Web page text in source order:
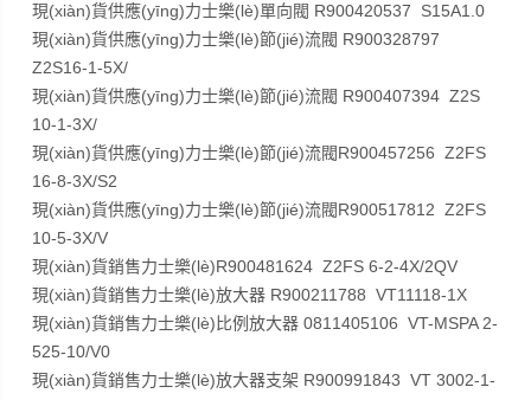
現(xiàn)貨供應(yīng)力士樂(lè)單向閥 R900420537 S15A1.0
現(xiàn)貨供應(yīng)力士樂(lè)節(jié)流閥 R900328797
Z2S16-1-5X/
現(xiàn)貨供應(yīng)力士樂(lè)節(jié)流閥 R900407394 Z2S
10-1-3X/
現(xiàn)貨供應(yīng)力士樂(lè)節(jié)流閥R900457256 Z2FS
16-8-3X/S2
現(xiàn)貨供應(yīng)力士樂(lè)節(jié)流閥R900517812 Z2FS
10-5-3X/V
現(xiàn)貨銷售力士樂(lè)R900481624 Z2FS 6-2-4X/2QV
現(xiàn)貨銷售力士樂(lè)放大器 R900211788 VT11118-1X
現(xiàn)貨銷售力士樂(lè)比例放大器 0811405106 VT-MSPA 2-
525-10/V0
現(xiàn)貨銷售力士樂(lè)放大器支架 R900991843 VT 3002-1-